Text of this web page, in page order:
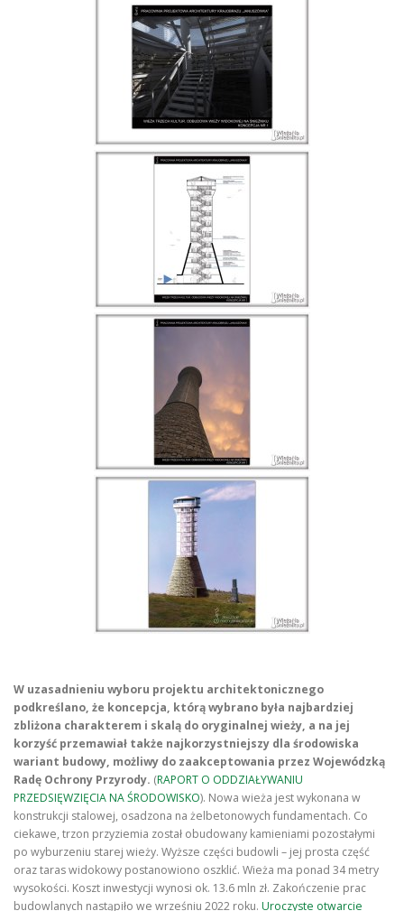
W uzasadnieniu wyboru projektu architektonicznego
podkreślano, że koncepcja, którą wybrano była najbardziej
zbliżona charakterem i skalą do oryginalnej wieży, a na jej
korzyść przemawiał także najkorzystniejszy dla środowiska
wariant budowy, możliwy do zaakceptowania przez Wojewódzką
Radę Ochrony Przyrody. (RAPORT O ODDZIAŁYWANIU
PRZEDSIĘWZIĘCIA NA ŚRODOWISKO). Nowa wieża jest wykonana w
konstrukcji stalowej, osadzona na żelbetonowych fundamentach. Co
ciekawe, trzon przyziemia został obudowany kamieniami pozostałymi
po wyburzeniu starej wieży. Wyższe części budowli – jej prosta część
oraz taras widokowy postanowiono oszklić. Wieża ma ponad 34 metry
wysokości. Koszt inwestycji wynosi ok. 13.6 mln zł. Zakończenie prac
budowlanych nastąpiło we wrześniu 2022 roku. Uroczyste otwarcie